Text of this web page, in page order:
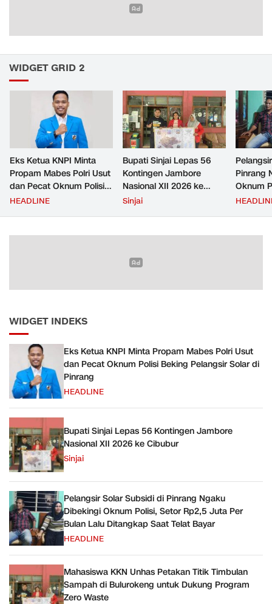
WIDGET GRID 2
Eks Ketua KNPI Minta
Propam Mabes Polri Usut
dan Pecat Oknum Polisi
Beking Pelangsir Solar di
HEADLINE
Bupati Sinjai Lepas 56
Kontingen Jambore
Nasional XII 2026 ke
Cibubur
Sinjai
Pinrang
Oknum
Rp2,5
WIDGET INDEKS
Eks Ketua KNPI Minta Propam Mabes Polri Usut
dan Pecat Oknum Polisi Beking Pelangsir Solar di
Pinrang
HEADLINE
Bupati Sinjai Lepas 56 Kontingen Jambore
Nasional XII 2026 ke Cibubur
Sinjai
Pelangsir Solar Subsidi di Pinrang Ngaku
Dibekingi Oknum Polisi, Setor Rp2,5 Juta Per
Bulan Lalu Ditangkap Saat Telat Bayar
HEADLINE
Mahasiswa KKN Unhas Petakan Titik Timbulan
Sampah di Bulurokeng untuk Dukung Program
Zero Waste